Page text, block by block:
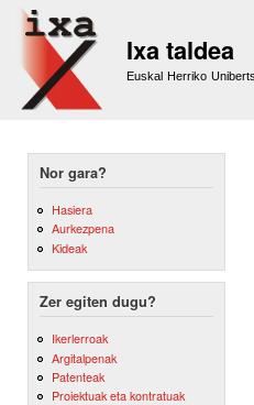
Ixa taldea
Euskal Herriko
Nor gara?
Hasiera
Aurkezpena
Kideak
Zer egiten dugu?
Ikerlerroak
Argitalpenak
Patenteak
Proiektuak eta kontratuak